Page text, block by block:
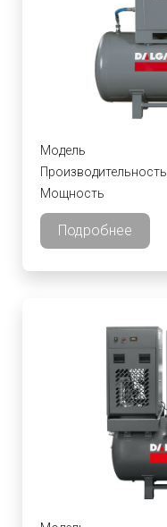
Модель
Производительность
Мощность
Подробнее